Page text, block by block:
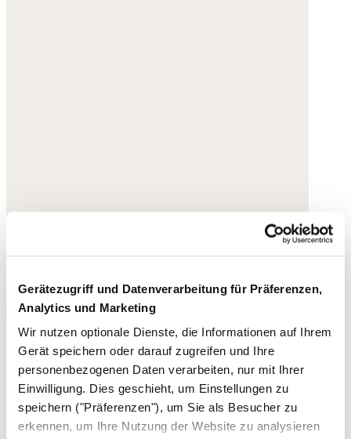
Gerätezugriff und Datenverarbeitung für Präferenzen,
Analytics und Marketing
Wir nutzen optionale Dienste, die Informationen auf Ihrem
Gerät speichern oder darauf zugreifen und Ihre
personenbezogenen Daten verarbeiten, nur mit Ihrer
Einwilligung. Dies geschieht, um Einstellungen zu
speichern ("Präferenzen"), um Sie als Besucher zu
erkennen, um Ihre Nutzung der Website zu analysieren
Geflochtene Sandalen
Leder
195,- €